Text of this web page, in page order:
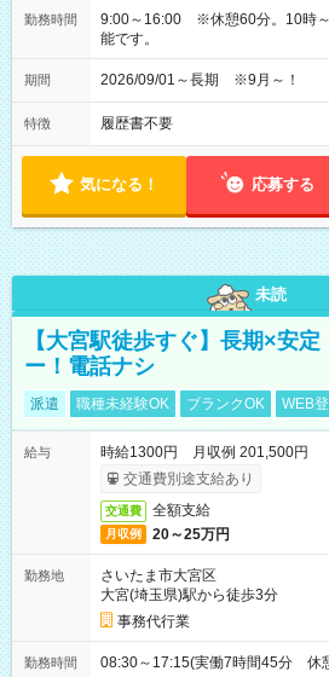
勤務時間
9:00～16:00 ※休憩60分。10時
能です。
期間 2026/09/01～長期 ※9月～！
特徴 履歴書不要
気になる！ 応募する
未読
【大宮駅徒歩すぐ】長期×安定
ー！電話ナシ
派遣 職種未経験OK ブランクOK WEB
給与
時給1300円 月収例 201,500円
交通費別途支給あり
交通費 全額支給
月収例 20～25万円
勤務地
さいたま市大宮区
大宮(埼玉県)駅から徒歩3分
事務代行業
勤務時間 08:30～17:15(実働7時間45分 休